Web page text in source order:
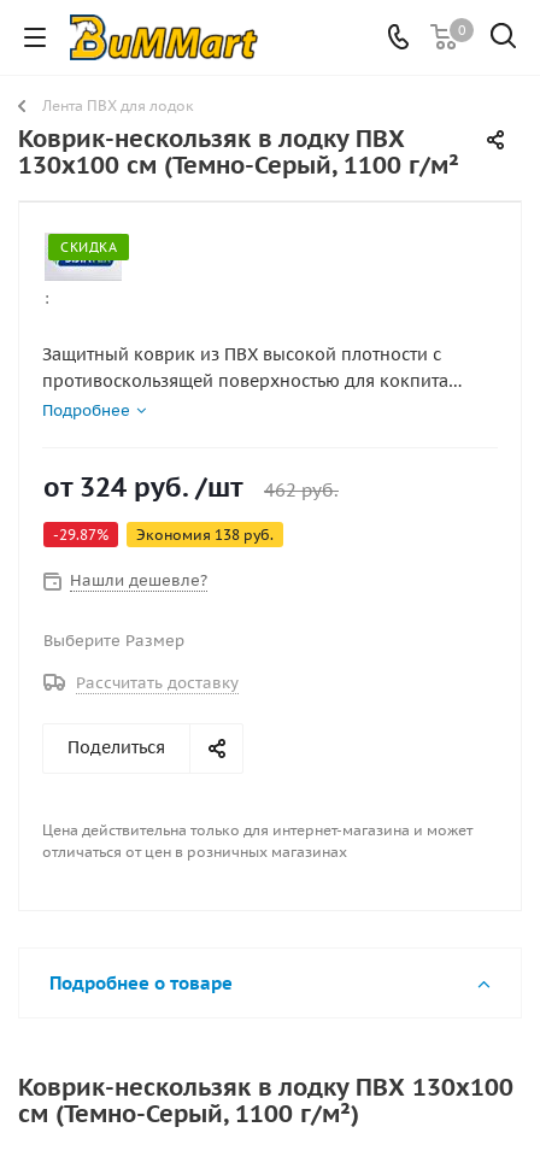
0
Лента ПВХ для лодок
Коврик-нескользяк в лодку ПВХ
130х100 см (Темно-Серый, 1100 г/м²
СКИДКА
:
Защитный коврик из ПВХ высокой плотности с
противоскользящей поверхностью для кокпита
лодки
лодки. Изделие выполнено из прочного **ПВХ
специальную противоскользящую поверхность. Этот
по лодке, защищает днище от повреждений и
рыбалки или плавания.
Подробнее
от 324 руб. /шт 462 руб.
-29.87% Экономия 138 руб.
Нашли дешевле?
Выберите Размер
Рассчитать доставку
Поделиться
Цена действительна только для интернет-магазина и может
отличаться от цен в розничных магазинах
Подробнее о товаре
Коврик-нескользяк в лодку ПВХ 130х100
см (Темно-Серый, 1100 г/м²)